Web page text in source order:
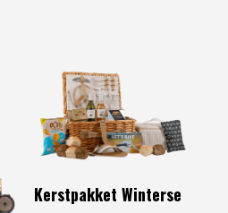
Kerstpakket Winterse